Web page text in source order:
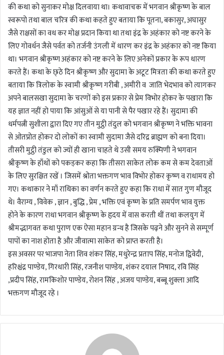
की कथा को सुनाकर मोक्ष दिलवाया था। कथावाचक में भगवान श्रीकृष्ण के बाल
स्वरूपो तथा बाल चरित्र की कथा कहते हुए बताया कि पूतना, बकासुर, अघासुर
जैसे राक्षसों का वध कर मोक्ष प्रदान किया था तथा इंद्र के अहंकार को नष्ट करने के
लिए गोवर्धन जैसे पर्वत को तर्जनी उंगली में धारण कर इंद्र के अहंकार को नष्ट किया
था। भगवान श्रीकृष्ण अहंकार को नष्ट करने के लिए अनेकों प्रकार के रूप धारण
करते हैं। कथा के छ्ठे दिन श्रीकृष्ण और सुदामा के अटूट मित्रता की कथा करते हुए
बताया कि त्रिलोक के स्वामी श्रीकृष्ण गरीबी , अमीरी व जाति भेदभाव को त्यागकर
अपने बालसखा सुदामा के चरणों को इस प्रकार से प्रेम विभोर होकर के पखारा कि
यह ज्ञात नहीं हो पाया कि आंसुओं से या पानी से पैर पखार रहे हैं। सुदामा की
धर्मपत्नी सुशीला द्वारा दिए गए तीन मुट्ठी तंदुल को भगवान श्रीकृष्ण ने भक्ति भावना
से ओतप्रोत होकर दो लोकों का स्वामी सुदामा जैसे दरिद्र ब्राह्मण को बना दिया।
तीसरी मुट्ठी तंडुल को ज्यों ही खाना चाहते थे उसी समय रुक्मिणी ने भगवान
श्रीकृष्ण के हाँथों को पकड़कर कहा कि तीसरा साकेत लोक कम से कम देवताओं
के लिए सुरक्षित रखें । जिसमें श्रोता भक्तगण भाव विभोर होकर कृष्ण व राधामय हो
गए। कथाकार ने माँ राधिका का वर्णन करते हुए कहा कि राधा में सात गुण मौजूद
थे। वैराग्य , विवेक , ज्ञान , बुद्धि , प्रेम , भक्ति एवं कृष्ण के प्रति समर्पण भाव युक्त
होने के कारण राधा भगवान श्रीकृष्ण के हृदय में वास करती थीं तथा कलयुग में
श्रीमद्भागवत कथा पुराण एक ऐसा महान ग्रन्थ है जिसके पढ़ने और सुनने से सम्पूर्ण
पापों का नाश होता है और जीवात्मा साकेत को प्राप्त करती है।
इस अवसर पर भाजपा नेता शिव शंकर सिंह, मधुरेन्द्र प्रताप सिंह, मनोज द्विवेदी,
हरिश्चंद्र पाण्डेय, गिरधारी सिंह, रजनीश पाण्डेय, शंकर दयाल निषाद, रवि सिंह
,प्रदीप सिंह, रामकिशोर पाण्डेय, रोशन सिंह , अजय पाण्डेय, बब्बू शुक्ला आदि
भक्तगण मौजूद रहे ।